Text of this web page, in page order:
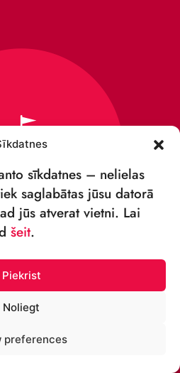
sīkdatnes – nelielas
saglabātas jūsu datorā
jūs atverat vietni. Lai
šeit.
Piekrist
Noliegt
preferences
CIRKS”
iela 4,